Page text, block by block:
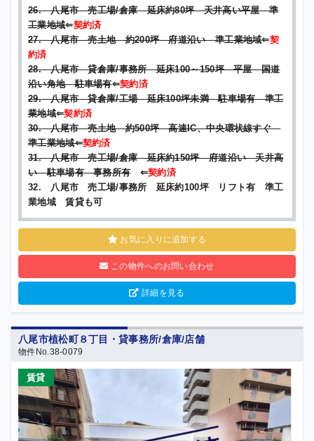
26. 八尾市 売工場/倉庫 延床約80坪 天井高い平屋 準
工業地域⇐契約済
27. 八尾市 売土地 約200坪 府道沿い 準工業地域⇐契
約済
28. 八尾市 貸倉庫/事務所 延床100～150坪 平屋 国道
沿い角地 駐車場有⇐契約済
29. 八尾市 貸倉庫/工場 延床100坪未満 駐車場有 準工
業地域⇐契約済
30. 八尾市 売土地 約500坪 高速IC、中央環状線すぐ
準工業地域⇐契約済
31. 八尾市 売工場/倉庫 延床約150坪 府道沿い 天井高
い 駐車場有 事務所有⇐契約済
32. 八尾市 売工場/事務所 延床約100坪 リフト有 準工
業地域 賃貸も可
お気に入りに追加する
この物件へのお問い合わせ
詳細を見る
八尾市植松町８丁目・貸事務所/倉庫/店舗
物件No.38-0079
賃貸